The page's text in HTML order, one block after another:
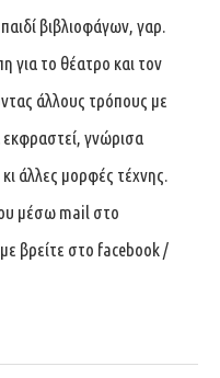
βιβλιοφάγων, γαρ.
το θέατρο και τον
άλλους τρόπους με
γνώρισα
άλλες μορφές τέχνης.
μέσω mail στο
βρείτε στο facebook /